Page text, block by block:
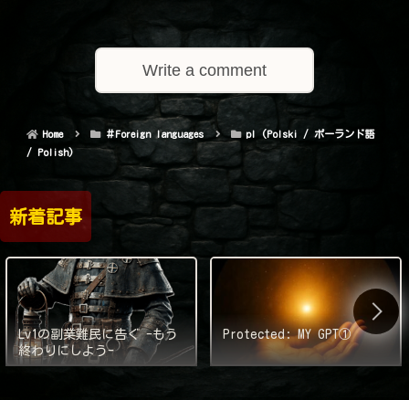
Write a comment
Home ＃Foreign languages
pl (Polski / ポーランド語
/ Polish)
新着記事
Lv1の副業難民に告ぐ -もう
終わりにしよう-
Protected: MY GPT①